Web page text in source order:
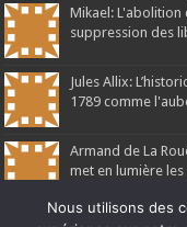
Mikael: L'abolition
suppression des
Jules Allix:
1789 comme
Armand de La
met en lumière
Nous utilisons des